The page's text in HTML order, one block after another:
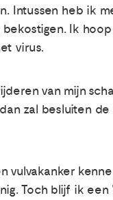
Intussen heb ik
Ik
virus.
van mijn
zal besluiten
Toch blijf ik